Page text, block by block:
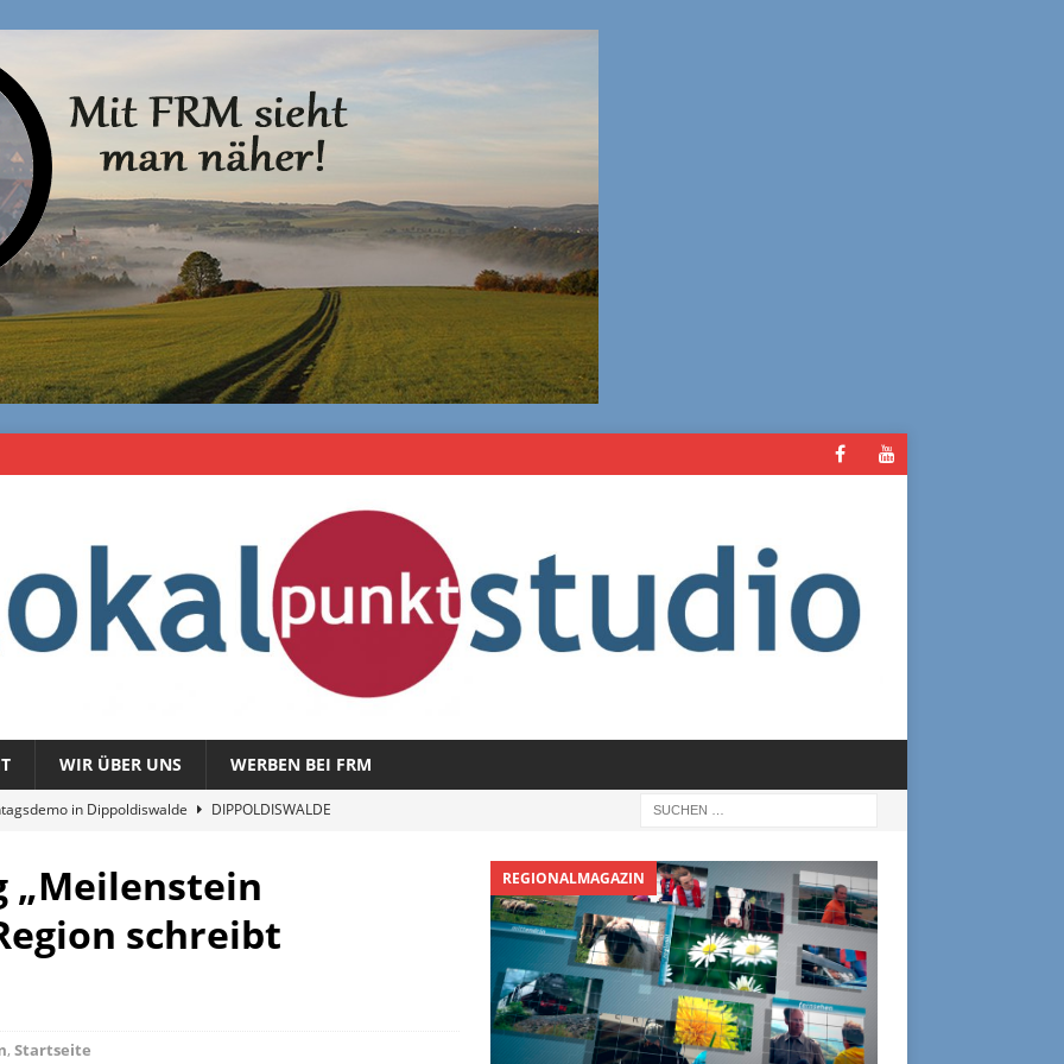
WIR ÜBER UNS WERBEN BEI FRM
in Dippoldiswalde DIPPOLDISWALDE
1326 – vom 3. August 2026
zu „Fit im Park“
FREITAL
Semmelmilda DIPPOLDISWALDE
„Meilenstein
schreibt
, Startseite
REGIONALMAGAZIN